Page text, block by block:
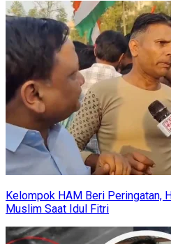
Kelompok HAM Beri Peringatan,
Muslim Saat Idul Fitri